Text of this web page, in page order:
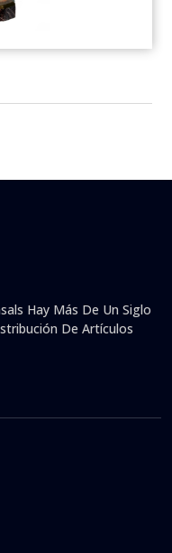
Hay Más De Un Siglo
De Artículos